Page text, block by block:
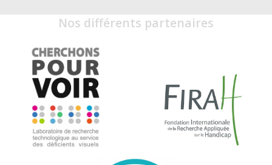
Nos différents partenaires